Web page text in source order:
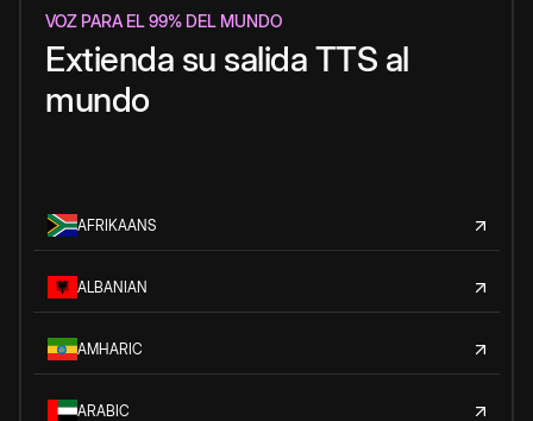
VOZ PARA EL 99% DEL MUNDO
Extienda su salida TTS al
mundo
AFRIKAANS
ALBANIAN
AMHARIC
ARABIC